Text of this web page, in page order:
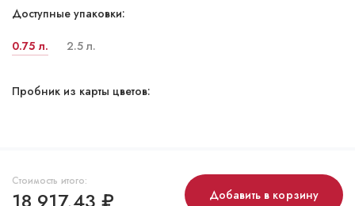
Доступные упаковки:
0.75 л. 2.5 л.
Пробник из карты цветов:
Стоимость итого:
Добавить в корзину